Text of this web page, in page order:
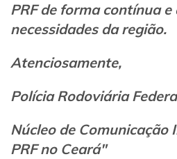
PRF de forma contínua
necessidades da região.
Atenciosamente,
Polícia Rodoviária
Núcleo de Comunicação
PRF no Ceará"